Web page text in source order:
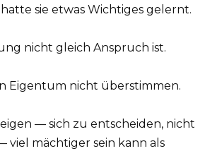
sie etwas Wichtiges gelernt.
nicht gleich Anspruch ist.
Eigentum nicht überstimmen.
— sich zu entscheiden, nicht
viel mächtiger sein kann als